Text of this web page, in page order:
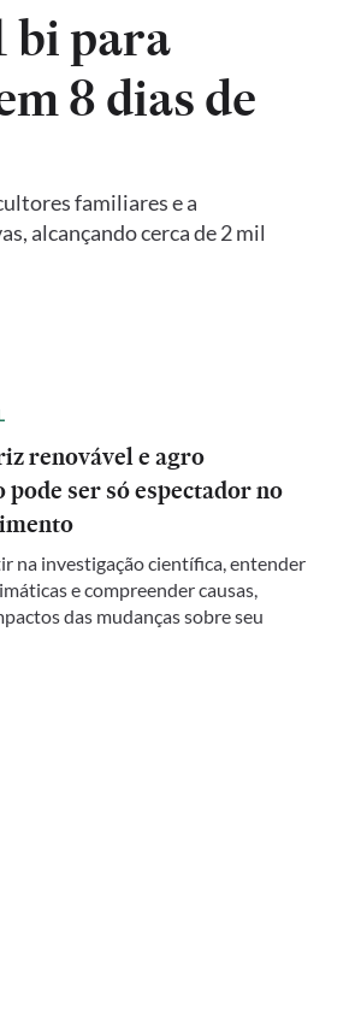
bi para
8 dias de
familiares e a
alcançando cerca de 2 mil
renovável e agro
ser só espectador no
na investigação científica, entender
e compreender causas,
das mudanças sobre seu